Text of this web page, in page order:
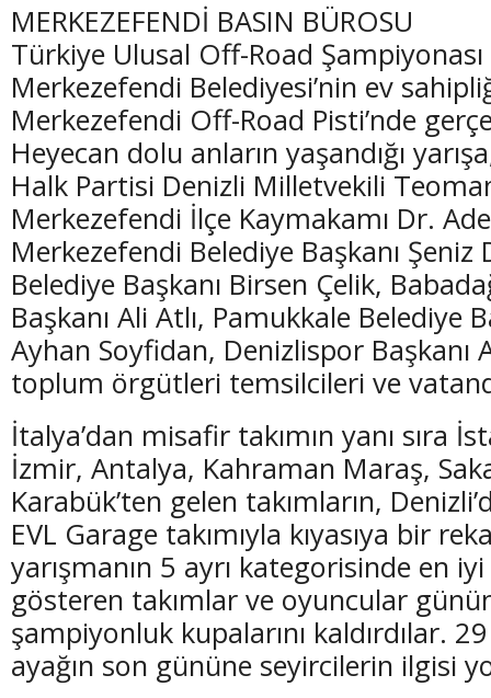
MERKEZEFENDİ BASIN BÜROSU
Türkiye Ulusal Off-Road Şampiyonası
Merkezefendi Belediyesi’nin ev
Merkezefendi Off-Road Pisti’nde
Heyecan dolu anların yaşandığı
Halk Partisi Denizli Milletvekili
Merkezefendi İlçe Kaymakamı Dr.
Merkezefendi Belediye Başkanı
Belediye Başkanı Birsen Çelik,
Başkanı Ali Atlı, Pamukkale Belediye
Ayhan Soyfidan, Denizlispor Başkanı
toplum örgütleri temsilcileri ve
İtalya’dan misafir takımın yanı sıra
İzmir, Antalya, Kahraman Maraş,
Karabük’ten gelen takımların,
EVL Garage takımıyla kıyasıya bir
yarışmanın 5 ayrı kategorisinde en
gösteren takımlar ve oyuncular
şampiyonluk kupalarını kaldırdılar.
ayağın son gününe seyircilerin ilgisi
(20 Şubat - 20 Mart)
Balık Burcunun 07.08.2026 Günlük Yorumu
(21 Mart - 20
Koç